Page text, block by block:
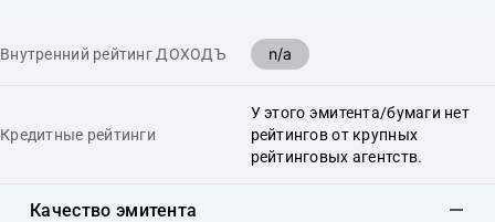
Внутренний рейтинг ДОХОДЪ n/a
Кредитные рейтинги
У этого эмитента/бумаги нет
рейтингов от крупных
рейтинговых агентств.
Качество эмитента